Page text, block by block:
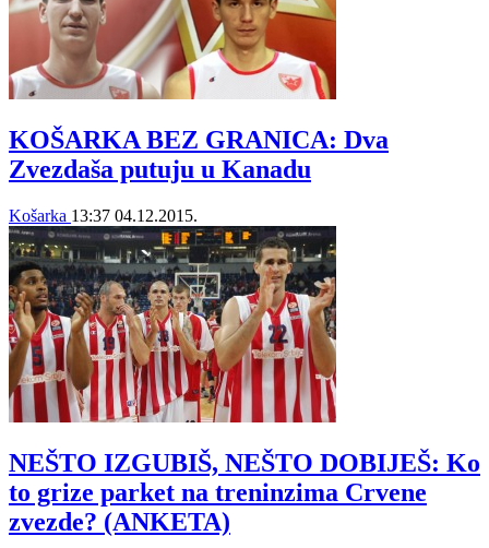
KOŠARKA BEZ GRANICA: Dva
Zvezdaša putuju u Kanadu
Košarka 13:37 04.12.2015.
NEŠTO IZGUBIŠ, NEŠTO DOBIJEŠ: Ko
to grize parket na treninzima Crvene
zvezde? (ANKETA)